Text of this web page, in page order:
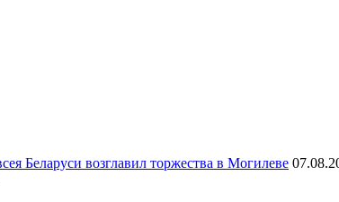
Беларуси возглавил торжества в Могилеве